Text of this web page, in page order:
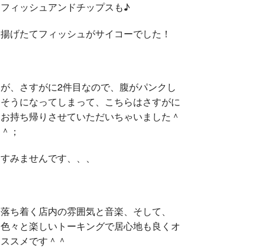
フィッシュアンドチップスも♪
揚げたてフィッシュがサイコーでした！
が、さすがに2件目なので、腹がパンクし
そうになってしまって、こちらはさすがに
お持ち帰りさせていただいちゃいました＾
＾；
すみませんです、、、
落ち着く店内の雰囲気と音楽、そして、
色々と楽しいトーキングで居心地も良くオ
ススメです＾＾